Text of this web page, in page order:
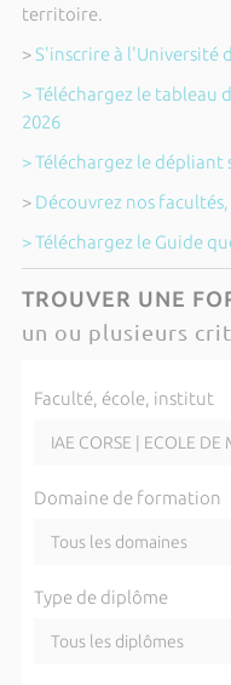
territoire.
> S'inscrire à l'Université
> Téléchargez le
2026
> Téléchargez le dépliant
> Découvrez nos
> Téléchargez le Guide
TROUVER UNE
un ou plusieurs
Faculté, école, institut
Domaine de formation
Type de diplôme